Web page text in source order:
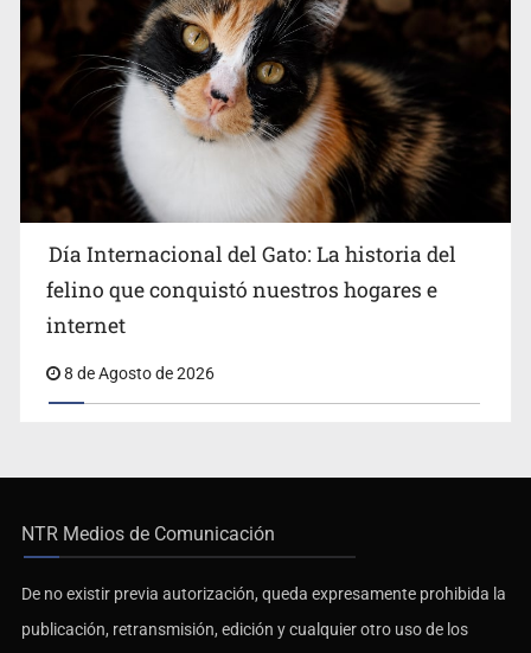
Día Internacional del Gato: La historia del
felino que conquistó nuestros hogares e
internet
8 de Agosto de 2026
NTR Medios de Comunicación
De no existir previa autorización, queda expresamente prohibida la
publicación, retransmisión, edición y cualquier otro uso de los